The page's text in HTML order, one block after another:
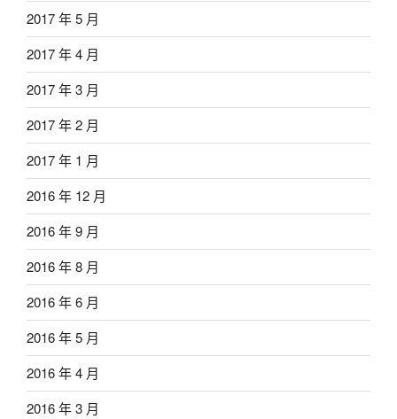
2017 年 5 月
2017 年 4 月
2017 年 3 月
2017 年 2 月
2017 年 1 月
2016 年 12 月
2016 年 9 月
2016 年 8 月
2016 年 6 月
2016 年 5 月
2016 年 4 月
2016 年 3 月